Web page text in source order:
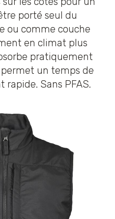
porté seul du
ou comme couche
en climat plus
pratiquement
un temps de
Sans PFAS.